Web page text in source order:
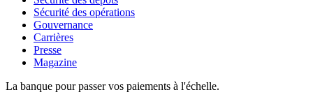
Sécurité des opérations
Gouvernance
Carrières
Presse
Magazine
La banque pour passer vos paiements à l'échelle.